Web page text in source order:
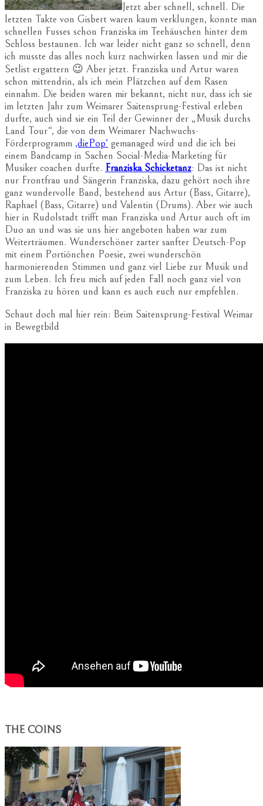
Jetzt aber schnell, schnell. Die
letzten Takte von Gisbert waren kaum verklungen, konnte man
schnellen Fusses schon Franziska im Teehäuschen hinter dem
Schloss bestaunen. Ich war leider nicht ganz so schnell, denn
ich musste das alles noch kurz nachwirken lassen und mir die
Setlist ergattern 😉 Aber jetzt. Franziska und Artur waren
schon mittendrin, als ich mein Plätzchen auf dem Rasen
einnahm. Die beiden waren mir bekannt, nicht nur, dass ich sie
im letzten Jahr zum Weimarer Saitensprung-Festival erleben
durfte, auch sind sie ein Teil der Gewinner der „Musik durchs
Land Tour“, die von dem Weimarer Nachwuchs-
Förderprogramm ‚diePop‘ gemanaged wird und die ich bei
einem Bandcamp in Sachen Social-Media-Marketing für
Musiker coachen durfte. Franziska Schicketanz: Das ist nicht
nur Frontfrau und Sängerin Franziska, dazu gehört noch ihre
ganz wundervolle Band, bestehend aus Artur (Bass, Gitarre),
Raphael (Bass, Gitarre) und Valentin (Drums). Aber wie auch
hier in Rudolstadt trifft man Franziska und Artur auch oft im
Duo an und was sie uns hier angeboten haben war zum
Weiterträumen. Wunderschöner zarter sanfter Deutsch-Pop
mit einem Portiönchen Poesie, zwei wunderschön
harmonierenden Stimmen und ganz viel Liebe zur Musik und
zum Leben. Ich freu mich auf jeden Fall noch ganz viel von
Franziska zu hören und kann es auch euch nur empfehlen.
Schaut doch mal hier rein: Beim Saitensprung-Festival Weimar
in Bewegtbild
THE COINS